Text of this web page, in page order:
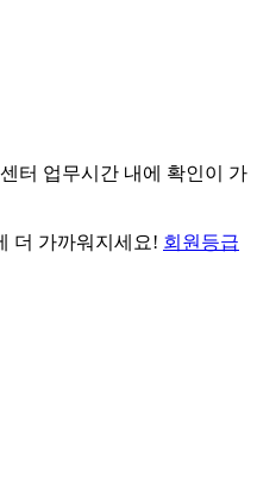
터 업무시간 내에 확인이 가
더 가까워지세요! 회원등급